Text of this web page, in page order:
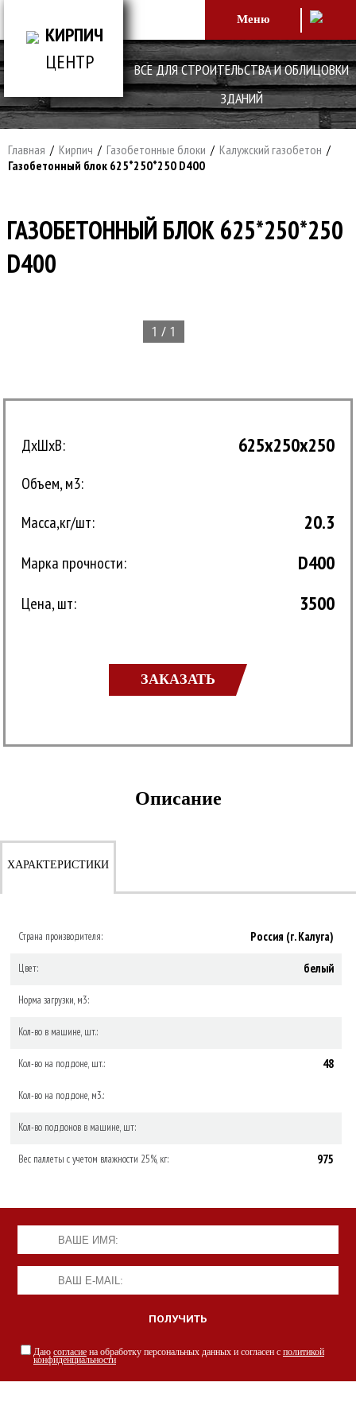
КИРПИЧ
ЦЕНТР
Меню
ВСЕ ДЛЯ СТРОИТЕЛЬСТВА И ОБЛИЦОВКИ
ЗДАНИЙ
Главная / Кирпич / Газобетонные блоки / Калужский газобетон /
Газобетонный блок 625*250*250 D400
ГАЗОБЕТОННЫЙ БЛОК 625*250*250
D400
1 / 1
ДxШхВ: 625x250x250
Объем, м3:
Масса,кг/шт:
20.3
Марка прочности: D400
Цена, шт: 3500
ЗАКАЗАТЬ
Описание
ХАРАКТЕРИСТИКИ
Страна производителя: Россия (г. Калуга)
Цвет: белый
Норма загрузки, м3:
Кол-во в машине, шт.:
Кол-во на поддоне, шт.: 48
Кол-во на поддоне, м3.:
Кол-во поддонов в машине, шт:
Вес паллеты с учетом влажности 25%, кг: 975
Даю согласие на обработку персональных данных и согласен с политикой
конфиденциальности